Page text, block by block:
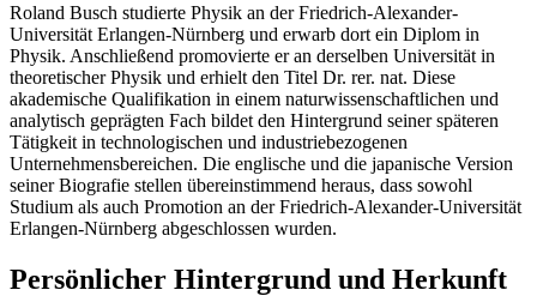
Roland Busch studierte Physik an der Friedrich-Alexander-
Universität Erlangen-Nürnberg und erwarb dort ein Diplom in
Physik. Anschließend promovierte er an derselben Universität in
theoretischer Physik und erhielt den Titel Dr. rer. nat. Diese
akademische Qualifikation in einem naturwissenschaftlichen und
analytisch geprägten Fach bildet den Hintergrund seiner späteren
Tätigkeit in technologischen und industriebezogenen
Unternehmensbereichen. Die englische und die japanische Version
seiner Biografie stellen übereinstimmend heraus, dass sowohl
Studium als auch Promotion an der Friedrich-Alexander-Universität
Erlangen-Nürnberg abgeschlossen wurden.
Persönlicher Hintergrund und Herkunft